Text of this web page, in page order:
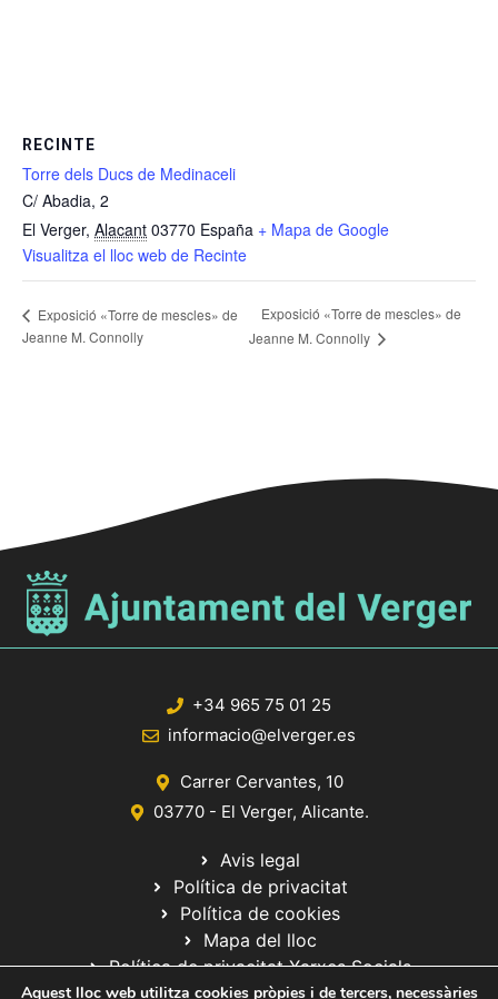
RECINTE
Torre dels Ducs de Medinaceli
C/ Abadia, 2
El Verger, Alacant 03770 España + Mapa de Google
Visualitza el lloc web de Recinte
Exposició «Torre de mescles» de
Jeanne M. Connolly
Exposició «Torre de mescles» de
Jeanne M. Connolly
+34 965 75 01 25
informacio@elverger.es
Carrer Cervantes, 10
03770 - El Verger, Alicante.
Avis legal
Política de privacitat
Política de cookies
Mapa del lloc
Política de privacitat Xarxes Socials
Aquest lloc web utilitza cookies pròpies i de tercers, necessàries